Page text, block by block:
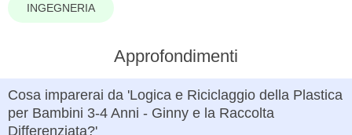
INGEGNERIA
Approfondimenti
Cosa imparerai da 'Logica e Riciclaggio della Plastica
per Bambini 3-4 Anni - Ginny e la Raccolta
Differenziata?'